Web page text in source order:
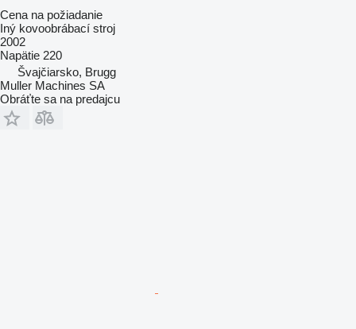
Cena na požiadanie
Iný kovoobrábací stroj
2002
Napätie 220
Švajčiarsko, Brugg
Muller Machines SA
Obráťte sa na predajcu